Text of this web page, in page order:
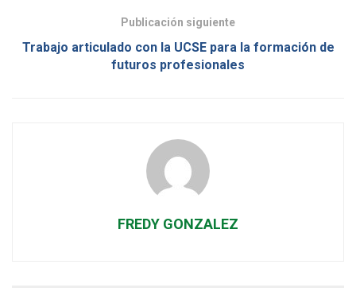
Publicación siguiente
Trabajo articulado con la UCSE para la formación de
futuros profesionales
FREDY GONZALEZ